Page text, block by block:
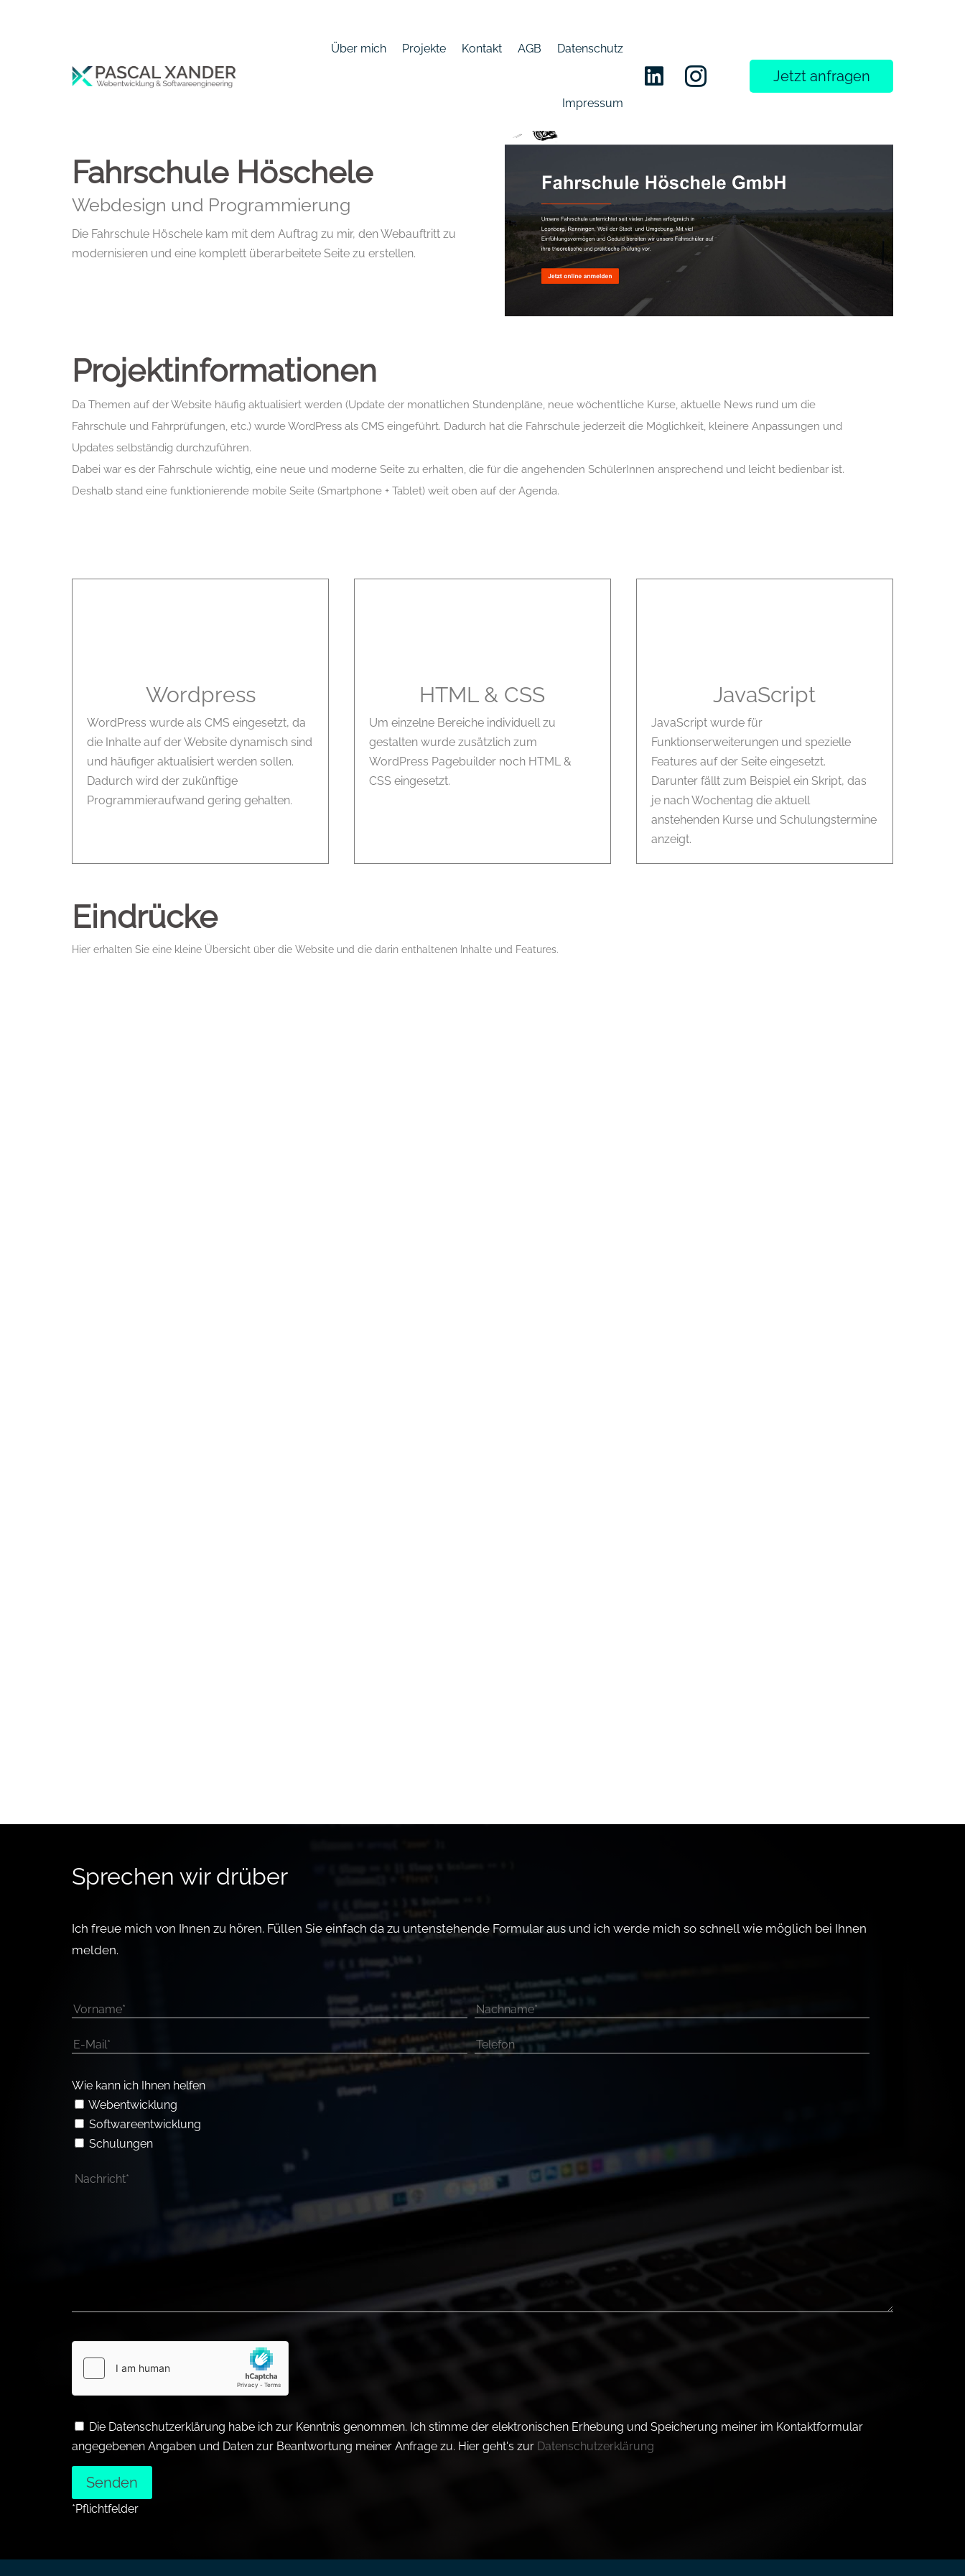
Über mich Projekte Kontakt AGB Datenschutz
Impressum
  Jetzt anfragen
Fahrschule Höschele
Webdesign und Programmierung
Die Fahrschule Höschele kam mit dem Auftrag zu mir, den Webauftritt zu
modernisieren und eine komplett überarbeitete Seite zu erstellen.
Projektinformationen
Da Themen auf der Website häufig aktualisiert werden (Update der monatlichen Stundenpläne, neue wöchentliche Kurse, aktuelle News rund um die
Fahrschule und Fahrprüfungen, etc.) wurde WordPress als CMS eingeführt. Dadurch hat die Fahrschule jederzeit die Möglichkeit, kleinere Anpassungen und
Updates selbständig durchzuführen.
Dabei war es der Fahrschule wichtig, eine neue und moderne Seite zu erhalten, die für die angehenden SchülerInnen ansprechend und leicht bedienbar ist.
Deshalb stand eine funktionierende mobile Seite (Smartphone + Tablet) weit oben auf der Agenda.
Wordpress
WordPress wurde als CMS eingesetzt, da
die Inhalte auf der Website dynamisch sind
und häufiger aktualisiert werden sollen.
Dadurch wird der zukünftige
Programmieraufwand gering gehalten.
HTML & CSS
Um einzelne Bereiche individuell zu
gestalten wurde zusätzlich zum
WordPress Pagebuilder noch HTML &
CSS eingesetzt.
JavaScript
JavaScript wurde für
Funktionserweiterungen und spezielle
Features auf der Seite eingesetzt.
Darunter fällt zum Beispiel ein Skript, das
je nach Wochentag die aktuell
anstehenden Kurse und Schulungstermine
anzeigt.
Eindrücke
Hier erhalten Sie eine kleine Übersicht über die Website und die darin enthaltenen Inhalte und Features.
Sprechen wir drüber
Ich freue mich von Ihnen zu hören. Füllen Sie einfach da zu untenstehende Formular aus und ich werde mich so schnell wie möglich bei Ihnen
melden.
Wie kann ich Ihnen helfen
Webentwicklung
Softwareentwicklung
Schulungen
Bitte lasse dieses Feld leer.
Die Datenschutzerklärung habe ich zur Kenntnis genommen. Ich stimme der elektronischen Erhebung und Speicherung meiner im Kontaktformular
angegebenen Angaben und Daten zur Beantwortung meiner Anfrage zu. Hier geht's zur Datenschutzerklärung
*Pflichtfelder